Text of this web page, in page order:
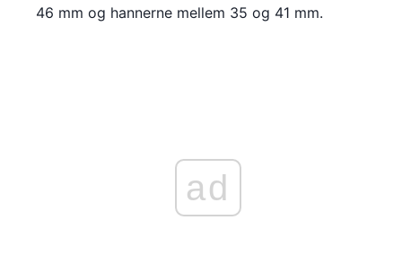
46 mm og hannerne mellem 35 og 41 mm.
ad